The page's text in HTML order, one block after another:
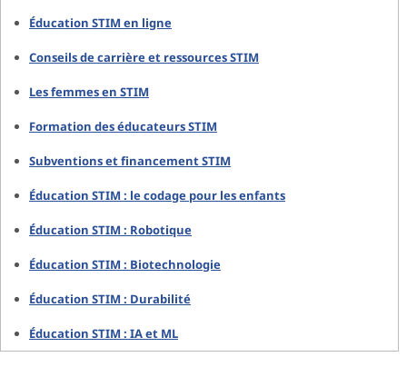
Éducation STIM en ligne
Conseils de carrière et ressources STIM
Les femmes en STIM
Formation des éducateurs STIM
Subventions et financement STIM
Éducation STIM : le codage pour les enfants
Éducation STIM : Robotique
Éducation STIM : Biotechnologie
Éducation STIM : Durabilité
Éducation STIM : IA et ML